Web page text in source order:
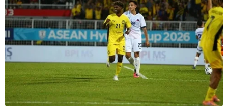
gửi thông điệp chúc mừng Tổng thống thứ 46
của nước Mỹ./.
(TTXVN/Vietnam+)